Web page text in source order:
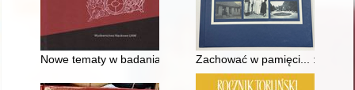
Nowe tematy w badaniach nad epoką saską (historia
Zachować w pamięci... : dzieje